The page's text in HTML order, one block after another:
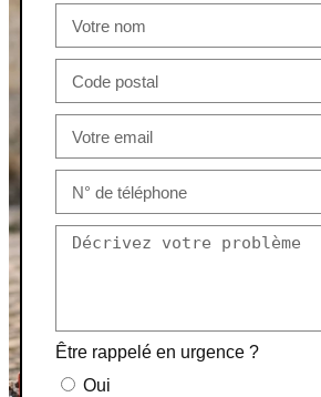
Être rappelé en urgence ?
Oui